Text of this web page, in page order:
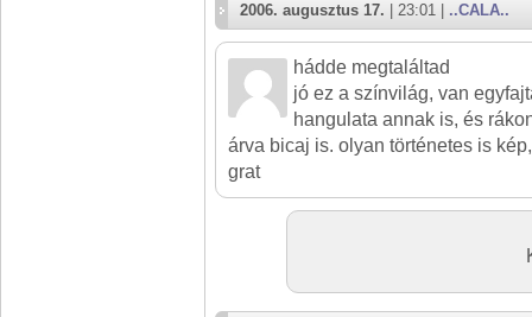
2006. augusztus 17. | 23:01 | ..CALA..
hádde megtaláltad
jó ez a színvilág, van
hangulata annak is, és
árva bicaj is. olyan történetes is
grat